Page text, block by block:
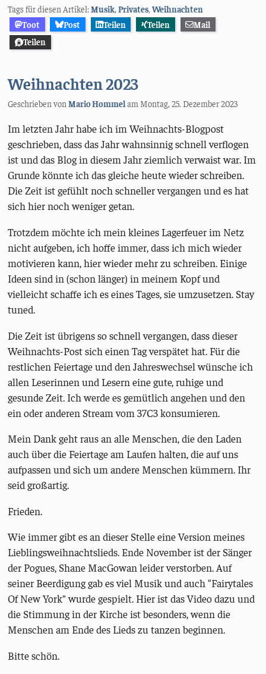
Tags für diesen Artikel:Musik,Privates,Weihnachten
Toot
Post Teilen Teilen
Mail
Teilen
Weihnachten 2023
Geschrieben vonMario Hommelam Montag, 25. Dezember 2023
Im letzten Jahr habe ich im Weihnachts-Blogpost
geschrieben, dass das Jahr wahnsinnig schnell verflogen
ist und das Blog in diesem Jahr ziemlich verwaist war. Im
Grunde könnte ich das gleiche heute wieder schreiben.
Die Zeit ist gefühlt noch schneller vergangen und es hat
sich hier noch weniger getan.
Trotzdem möchte ich mein kleines Lagerfeuer im Netz
nicht aufgeben, ich hoffe immer, dass ich mich wieder
motivieren kann, hier wieder mehr zu schreiben. Einige
Ideen sind in (schon länger) in meinem Kopf und
vielleicht schaffe ich es eines Tages, sie umzusetzen. Stay
tuned.
Die Zeit ist übrigens so schnell vergangen, dass dieser
Weihnachts-Post sich einen Tag verspätet hat. Für die
restlichen Feiertage und den Jahreswechsel wünsche ich
allen Leserinnen und Lesern eine gute, ruhige und
gesunde Zeit. Ich werde es gemütlich angehen und den
ein oder anderen Stream vom 37C3 konsumieren.
Mein Dank geht raus an alle Menschen, die den Laden
auch über die Feiertage am Laufen halten, die auf uns
aufpassen und sich um andere Menschen kümmern. Ihr
seid großartig.
Frieden.
Wie immer gibt es an dieser Stelle eine Version meines
Lieblingsweihnachtslieds. Ende November ist der Sänger
der Pogues, Shane MacGowan leider verstorben. Auf
seiner Beerdigung gab es viel Musik und auch “Fairytales
Of New York” wurde gespielt. Hier ist das Video dazu und
die Stimmung in der Kirche ist besonders, wenn die
Menschen am Ende des Lieds zu tanzen beginnen.
Bitte schön.